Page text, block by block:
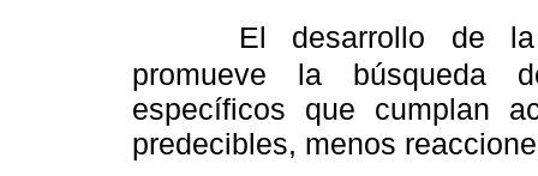
El desarrollo de la
promueve la búsqueda
específicos que cumplan
predecibles, menos